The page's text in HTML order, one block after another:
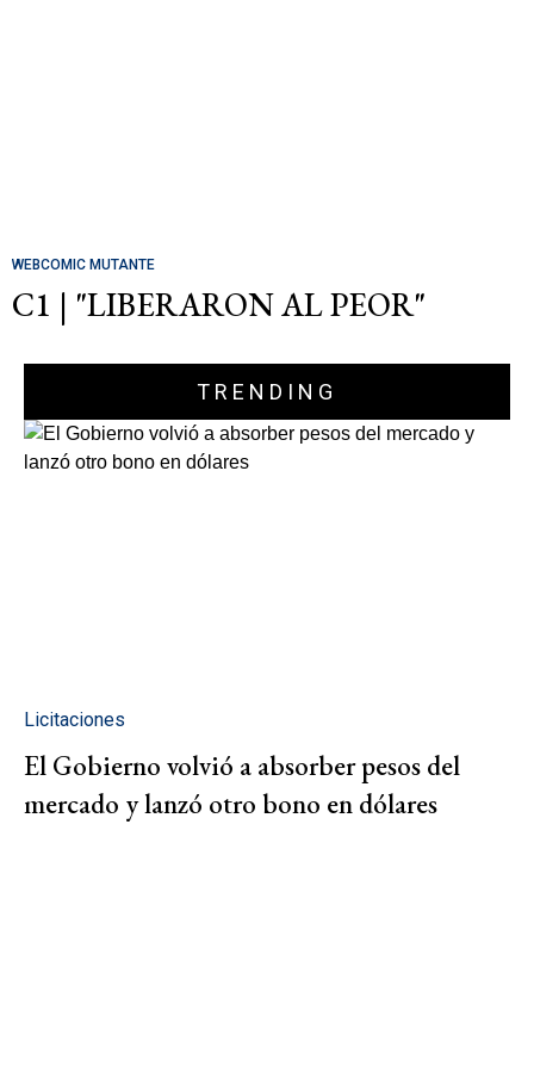
WEBCOMIC MUTANTE
C1 | "LIBERARON AL PEOR"
TRENDING
Licitaciones
El Gobierno volvió a absorber pesos del
mercado y lanzó otro bono en dólares